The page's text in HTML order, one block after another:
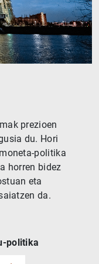
prezioen
du. Hori
politika
horren bidez
eta
da.
politika